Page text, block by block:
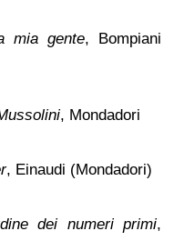
mia gente, Bompiani
, Mondadori
, Einaudi (Mondadori)
dei numeri primi,